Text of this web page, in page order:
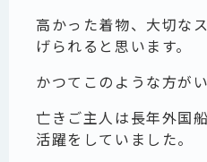
高かった着物、大切な
げられると思います。
かつてこのような方がい
亡きご主人は長年外国
活躍をしていました。